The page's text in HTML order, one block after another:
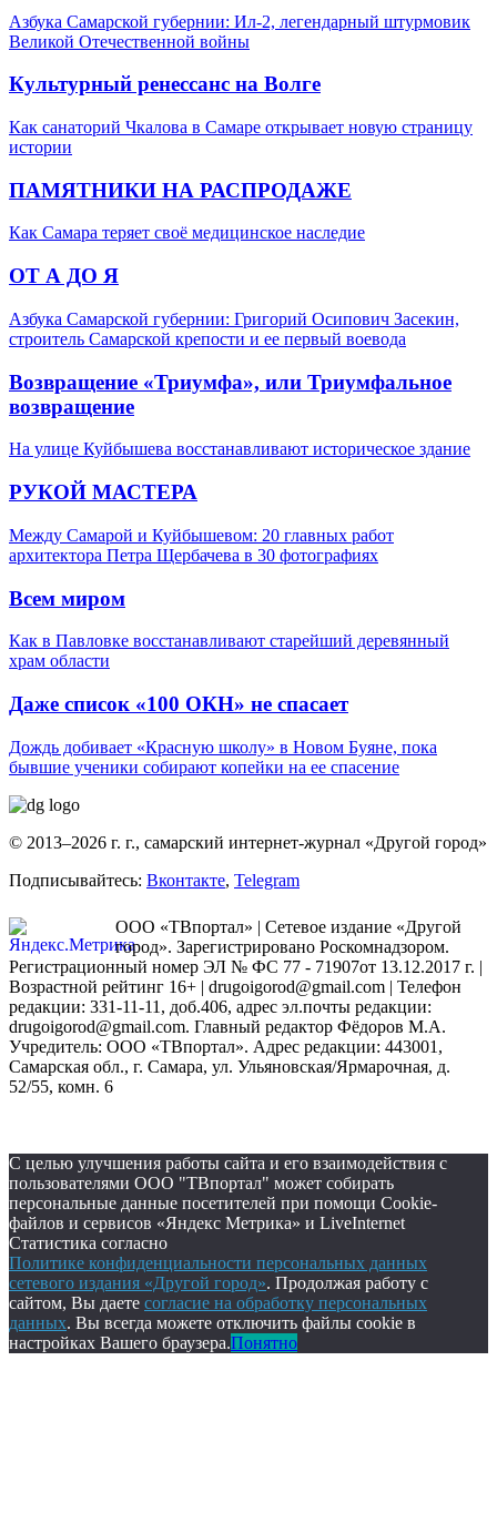
Азбука Самарской губернии: Ил-2, легендарный штурмовик
Великой Отечественной войны
Культурный ренессанс на Волге
Как санаторий Чкалова в Самаре открывает новую страницу
истории
ПАМЯТНИКИ НА РАСПРОДАЖЕ
Как Самара теряет своё медицинское наследие
ОТ А ДО Я
Азбука Самарской губернии: Григорий Осипович Засекин,
строитель Самарской крепости и ее первый воевода
Возвращение «Триумфа», или Триумфальное
возвращение
На улице Куйбышева восстанавливают историческое здание
РУКОЙ МАСТЕРА
Между Самарой и Куйбышевом: 20 главных работ
архитектора Петра Щербачева в 30 фотографиях
Всем миром
Как в Павловке восстанавливают старейший деревянный
храм области
Даже список «100 ОКН» не спасает
Дождь добивает «Красную школу» в Новом Буяне, пока
бывшие ученики собирают копейки на ее спасение
© 2013–2026 г. г., самарский интернет-журнал «Другой город»
Подписывайтесь: Вконтакте, Telegram
ООО «ТВпортал» | Сетевое издание «Другой
город». Зарегистрировано Роскомнадзором.
Регистрационный номер ЭЛ № ФС 77 - 71907от 13.12.2017 г. |
Возрастной рейтинг 16+ | drugoigorod@gmail.com | Телефон
редакции: 331-11-11, доб.406, адрес эл.почты редакции:
drugoigorod@gmail.com. Главный редактор Фёдоров М.А.
Учредитель: ООО «ТВпортал». Адрес редакции: 443001,
Самарская обл., г. Самара, ул. Ульяновская/Ярмарочная, д.
52/55, комн. 6
С целью улучшения работы сайта и его взаимодействия с
пользователями ООО "ТВпортал" может собирать
персональные данные посетителей при помощи Cookie-
файлов и сервисов «Яндекс Метрика» и LiveInternet
Статистика согласно
Политике конфиденциальности персональных данных
сетевого издания «Другой город». Продолжая работу с
сайтом, Вы даете согласие на обработку персональных
данных. Вы всегда можете отключить файлы cookie в
настройках Вашего браузера.Понятно